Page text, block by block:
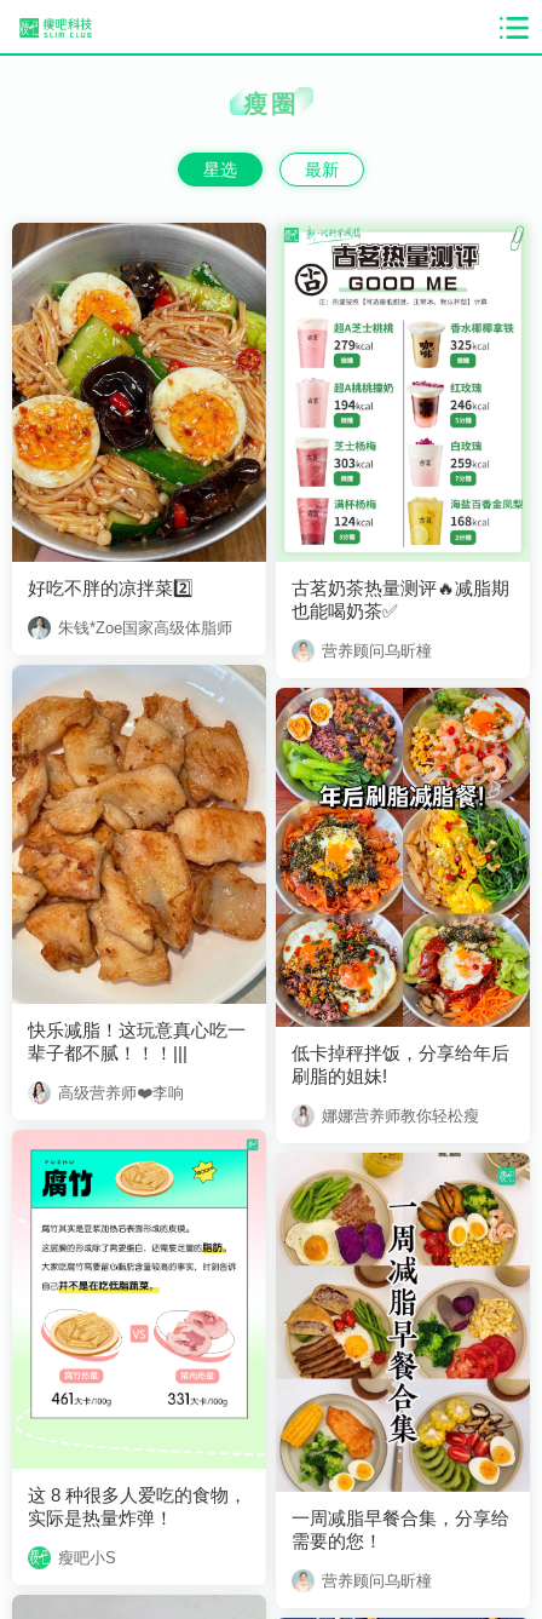
瘦圈
星选 最新
好吃不胖的凉拌菜2️⃣
朱钱*Zoe国家高级体脂师
也能喝奶茶✅
营养顾问乌昕橦
辈子都不腻！！！|||
高级营养师❤️李响
刷脂的姐妹!
娜娜营养师教你轻松瘦
实际是热量炸弹！
瘦吧小S
需要的您！
营养顾问乌昕橦